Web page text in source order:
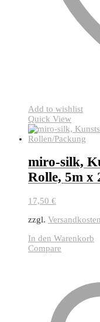
Add to wishlist
Quick View
miro-silk,
Rolle, 5m x
17,50 €
zzgl. Versandkosten
In den Warenkorb
Compare